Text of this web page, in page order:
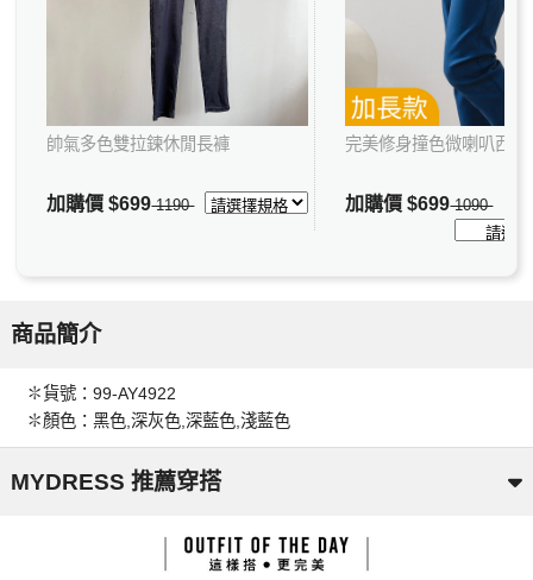
帥氣多色雙拉鍊休閒長褲
加購價$6991190
完美修身撞色微喇叭西裝
加購價$6991090
商品簡介
✽貨號：99-AY4922
✽顏色：黑色,深灰色,深藍色,淺藍色
MYDRESS 推薦穿搭